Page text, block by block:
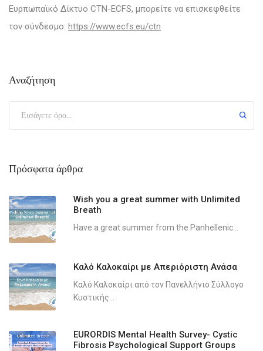
Ευρπωπαϊκό Δίκτυο CTN-ECFS, μπορείτε να επισκεφθείτε
τον σύνδεσμο: https://www.ecfs.eu/ctn
Αναζήτηση
Πρόσφατα άρθρα
Wish you a great summer with Unlimited
Breath
Have a great summer from the Panhellenic...
Καλό Καλοκαίρι με Απεριόριστη Ανάσα
Καλό Καλοκαίρι από τον Πανελλήνιο Σύλλογο
Κυστικής...
EURORDIS Mental Health Survey- Cystic
Fibrosis Psychological Support Groups